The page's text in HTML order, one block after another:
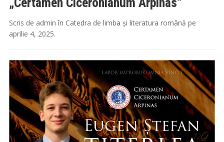
Scris de admin în Catedra de limba și literatura română pe
aprilie 4, 2025.